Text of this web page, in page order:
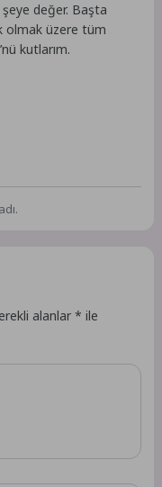
değer. Başta
olmak üzere tüm
kutlarım.
alanlar* ile